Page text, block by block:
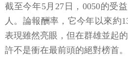
截至今年5月27日，0050的受
人。論報酬率，它今年以來約
表現雖然亮眼，但在群雄並起
許不是衝在最前頭的絕對榜首。